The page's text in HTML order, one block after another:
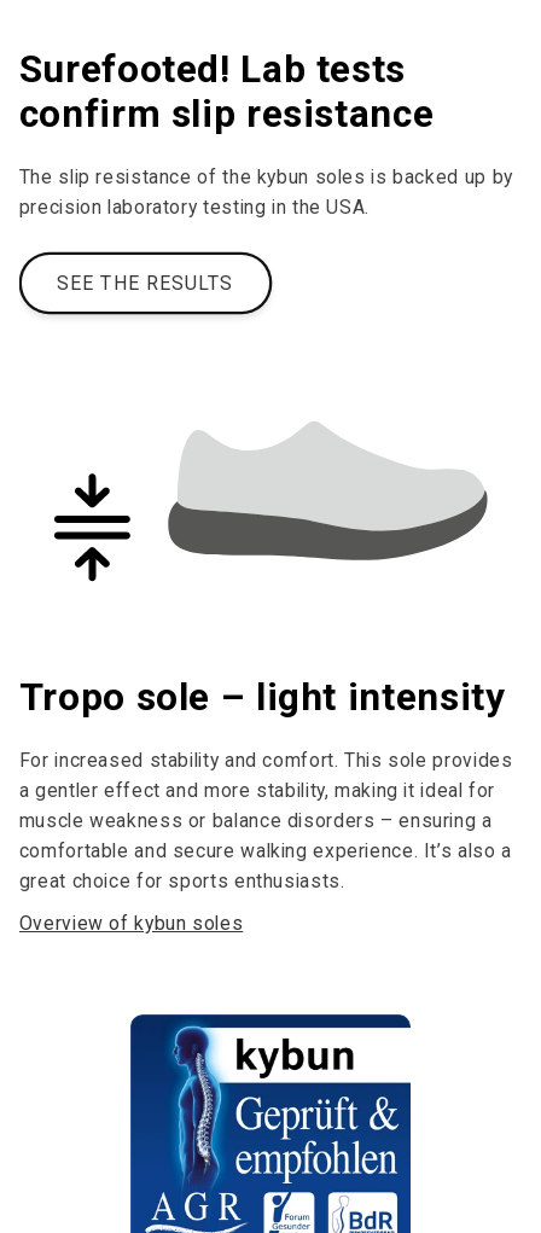
Surefooted! Lab tests
confirm slip resistance
The slip resistance of the kybun soles is backed up by
precision laboratory testing in the USA.
SEE THE RESULTS
Tropo sole – light intensity
For increased stability and comfort. This sole provides
a gentler effect and more stability, making it ideal for
muscle weakness or balance disorders – ensuring a
comfortable and secure walking experience. It’s also a
great choice for sports enthusiasts.
Overview of kybun soles